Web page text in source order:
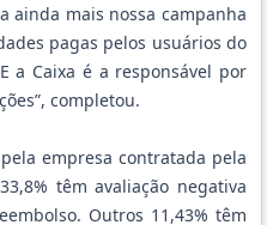
ainda mais nossa campanha
pagas pelos usuários do
a Caixa é a responsável por
completou.
empresa contratada pela
têm avaliação negativa
Outros 11,43% têm